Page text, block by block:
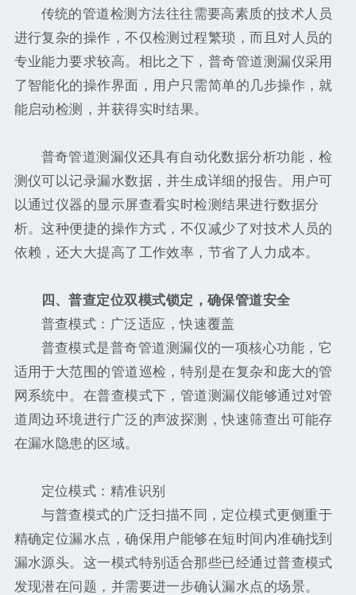
传统的管道检测方法往往需要高素质的技术人员
进行复杂的操作，不仅检测过程繁琐，而且对人员的
专业能力要求较高。相比之下，普奇管道测漏仪采用
了智能化的操作界面，用户只需简单的几步操作，就
能启动检测，并获得实时结果。
普奇管道测漏仪还具有自动化数据分析功能，检
测仪可以记录漏水数据，并生成详细的报告。用户可
以通过仪器的显示屏查看实时检测结果进行数据分
析。这种便捷的操作方式，不仅减少了对技术人员的
依赖，还大大提高了工作效率，节省了人力成本。
四、普查定位双模式锁定，确保管道安全
普查模式：广泛适应，快速覆盖
普查模式是普奇管道测漏仪的一项核心功能，它
适用于大范围的管道巡检，特别是在复杂和庞大的管
网系统中。在普查模式下，管道测漏仪能够通过对管
道周边环境进行广泛的声波探测，快速筛查出可能存
在漏水隐患的区域。
定位模式：精准识别
与普查模式的广泛扫描不同，定位模式更侧重于
精确定位漏水点，确保用户能够在短时间内准确找到
漏水源头。这一模式特别适合那些已经通过普查模式
发现潜在问题，并需要进一步确认漏水点的场景。